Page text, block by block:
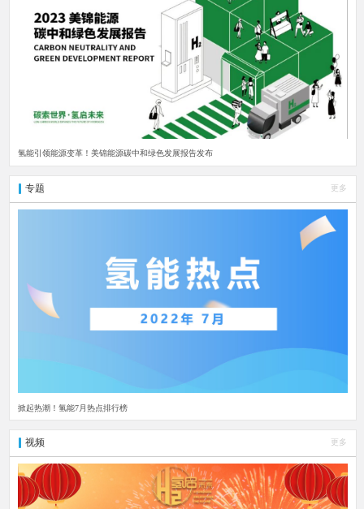
氢能引领能源变革！美锦能源碳中和绿色发展报告发布
专题 更多
掀起热潮！氢能7月热点排行榜
视频 更多